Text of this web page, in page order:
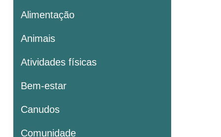
Alimentação
Animais
Atividades físicas
Bem-estar
Canudos
Comunidade